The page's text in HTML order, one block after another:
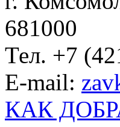
681000
Тел. +7
E-mail:
КАК